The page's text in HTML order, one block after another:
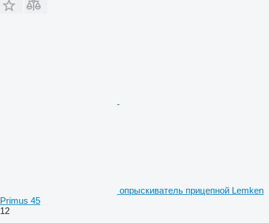
опрыскиватель прицепной Lemken
Primus 45
12